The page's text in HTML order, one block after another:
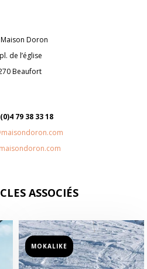
Doron
de l’église
Beaufort
79 38 33 18
ASSOCIÉS
MOKALIKE